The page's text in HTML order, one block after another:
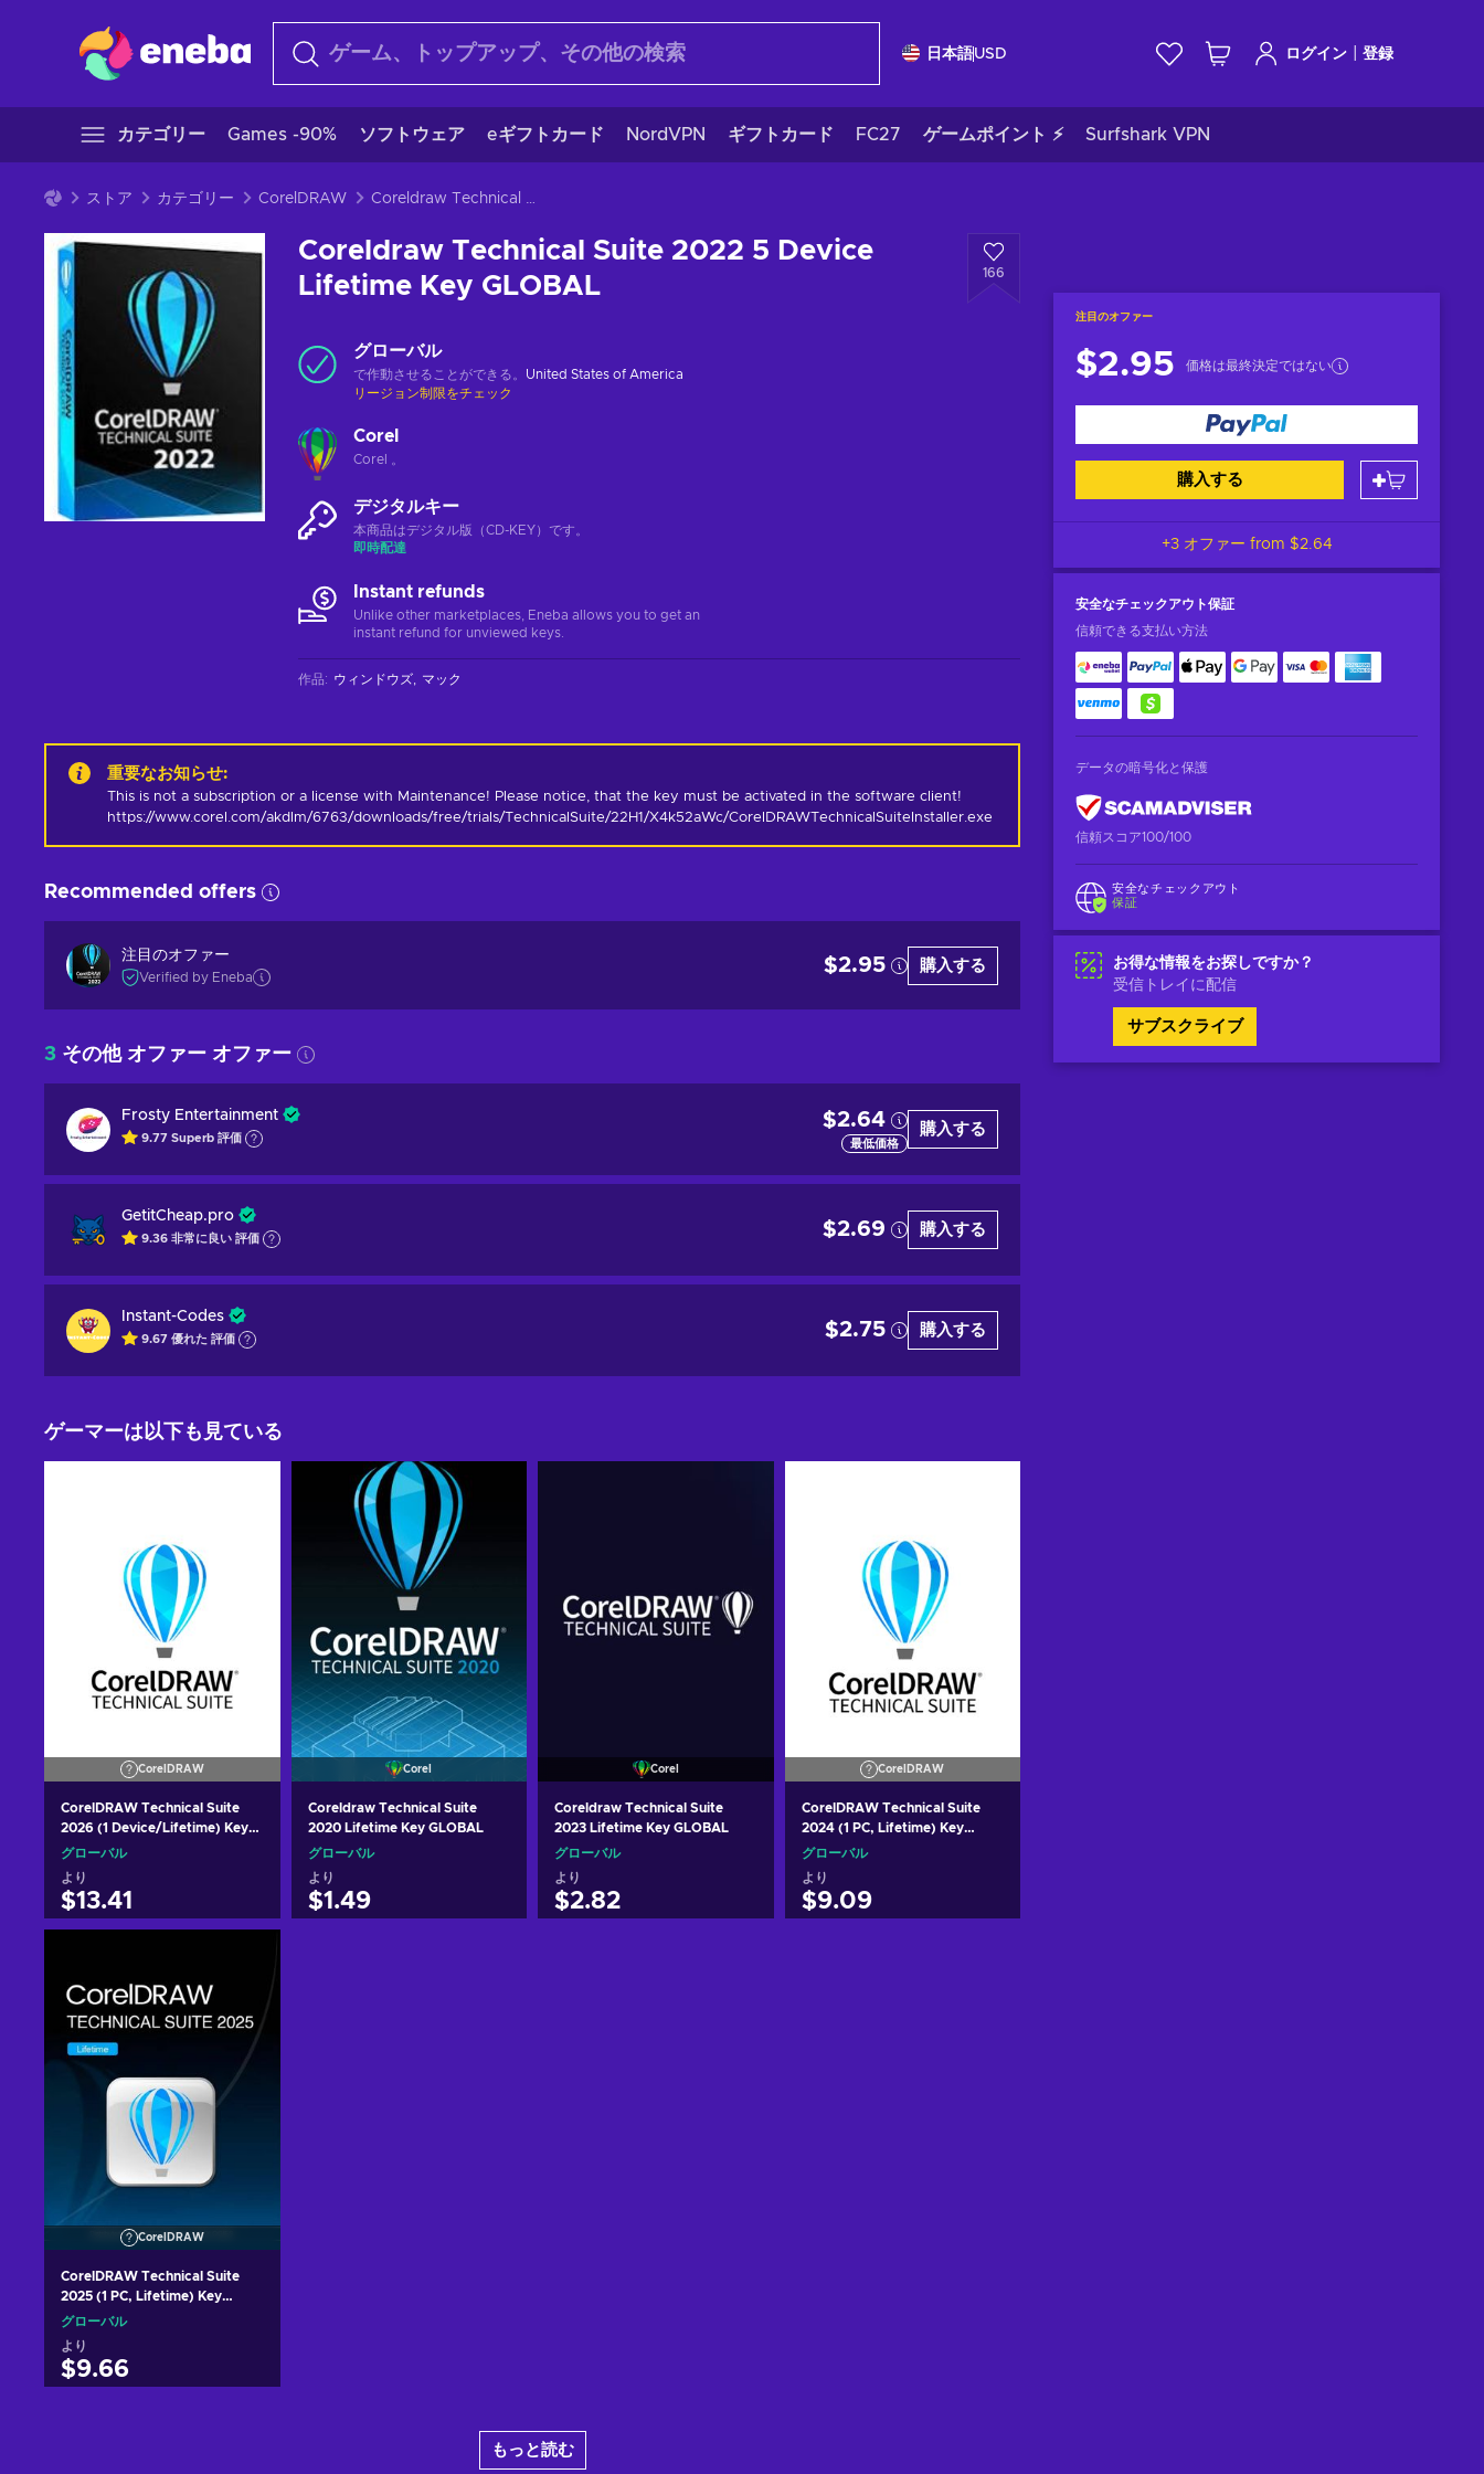
日本語USD ログイン 登録
カテゴリー Games -90% ソフトウェア eギフトカード NordVPN ギフトカード FC27 ゲームポイント ⚡ Surfshark VPN
ストア カテゴリー CorelDRAW Coreldraw Technical Suite 2022 5 Device Lifetime Key GLOBAL
Coreldraw Technical Suite 2022 5 Device
Lifetime Key GLOBAL
166
注目のオファー
$2.95 価格は最終決定ではない
購入する
+3 オファー from $2.64
安全なチェックアウト保証
信頼できる支払い方法
データの暗号化と保護
信頼スコア100/100
安全なチェックアウト
保証
お得な情報をお探しですか？
受信トレイに配信
サブスクライブ
グローバル
で作動させることができる。 United States of America
リージョン制限をチェック
Corel
Corel 。
デジタルキー
本商品はデジタル版（CD-KEY）です。
即時配達
Instant refunds
Unlike other marketplaces, Eneba allows you to get an
instant refund for unviewed keys.
作品: ウィンドウズ マック
重要なお知らせ:
This is not a subscription or a license with Maintenance! Please notice, that the key must be activated in the software client!
https://www.corel.com/akdlm/6763/downloads/free/trials/TechnicalSuite/22H1/X4k52aWc/CorelDRAWTechnicalSuiteInstaller.exe
Recommended offers
注目のオファー
Verified by Eneba
$2.95 購入する
3 その他 オファー オファー
Frosty Entertainment
9.77 Superb 評価
$2.64
最低価格
購入する
GetitCheap.pro
9.36 非常に良い 評価 $2.69 購入する
Instant-Codes
9.67 優れた 評価 $2.75 購入する
ゲーマーは以下も見ている
CorelDRAW
CorelDRAW Technical Suite
2026 (1 Device/Lifetime) Key
GLOBAL
グローバル
より
$13.41
View offers
Corel
Coreldraw Technical Suite
2020 Lifetime Key GLOBAL
グローバル
より
$1.49
Corel
Coreldraw Technical Suite
2023 Lifetime Key GLOBAL
グローバル
より
$2.82
CorelDRAW
CorelDRAW Technical Suite
2024 (1 PC, Lifetime) Key
GLOBAL
グローバル
より
$9.09
CorelDRAW
CorelDRAW Technical Suite
2025 (1 PC, Lifetime) Key
GLOBAL
グローバル
より
$9.66
もっと読む